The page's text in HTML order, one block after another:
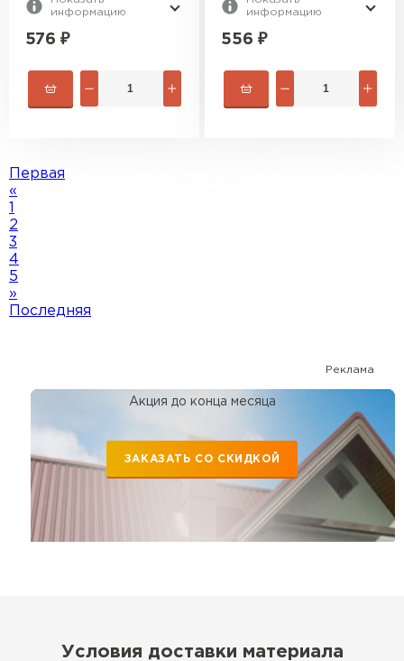
информацию
576 ₽
информацию
556 ₽
Первая
«
2
3
4
5
»
Последняя
Реклама
Акция до конца месяца
ЗАКАЗАТЬ СО СКИДКОЙ
Условия доставки материала